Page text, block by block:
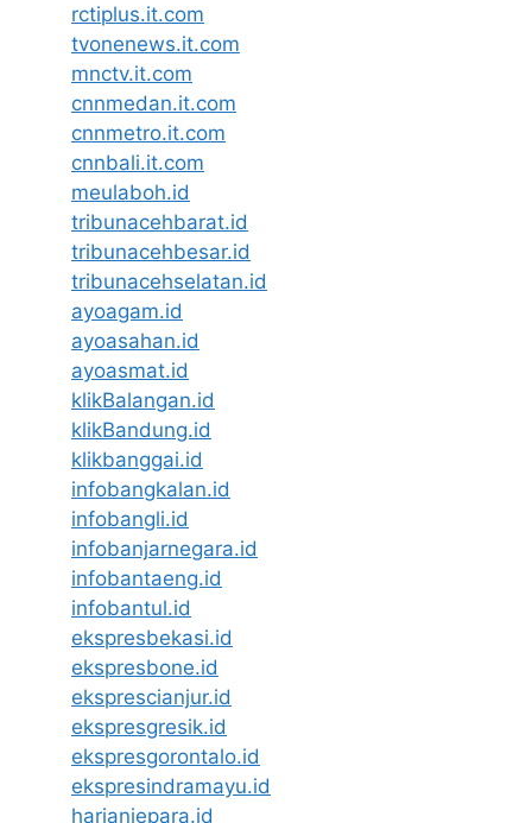
rctiplus.it.com
tvonenews.it.com
mnctv.it.com
cnnmedan.it.com
cnnmetro.it.com
cnnbali.it.com
meulaboh.id
tribunacehbarat.id
tribunacehbesar.id
tribunacehselatan.id
ayoagam.id
ayoasahan.id
ayoasmat.id
klikBalangan.id
klikBandung.id
klikbanggai.id
infobangkalan.id
infobangli.id
infobanjarnegara.id
infobantaeng.id
infobantul.id
ekspresbekasi.id
ekspresbone.id
eksprescianjur.id
ekspresgresik.id
ekspresgorontalo.id
ekspresindramayu.id
harianjepara.id